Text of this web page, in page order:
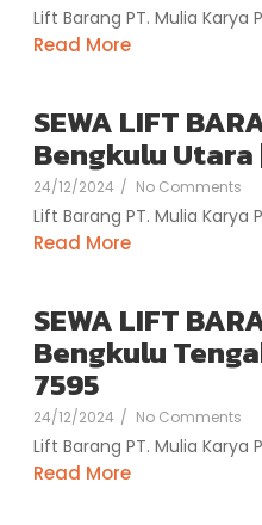
Lift Barang PT. Mulia Karya
Read More
SEWA LIFT
Bengkulu Utara
24/12/2024 / No Comments
Lift Barang PT. Mulia Karya
Read More
SEWA LIFT
Bengkulu
7595
24/12/2024 / No Comments
Lift Barang PT. Mulia Karya
Read More